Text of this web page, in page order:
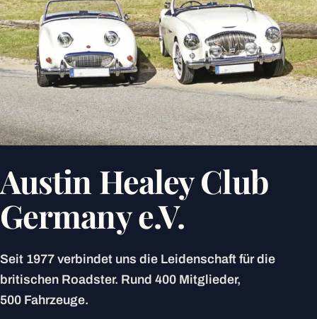
Austin Healey Club
Germany e.V.
Seit 1977 verbindet uns die Leidenschaft für die
britischen Roadster. Rund 400 Mitglieder,
500 Fahrzeuge.